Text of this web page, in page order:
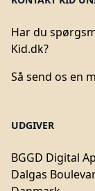
Har du
Kid.dk?
Så send os en
UDGIVER
BGGD Digital
Dalgas